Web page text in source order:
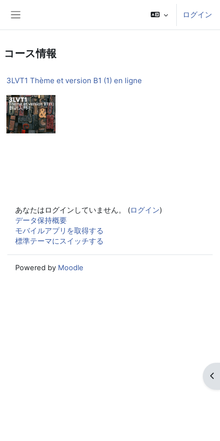
ログイン
ブ
コース情報
3LVT1 Thème et version B1 (1) en ligne
あなたはログインしていません。 (ログイン)
データ保持概要
モバイルアプリを取得する
標準テーマにスイッチする
Powered by Moodle